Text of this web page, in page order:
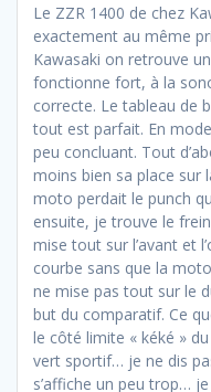
Le ZZR 1400 de chez
exactement au même
Kawasaki on retrouve
fonctionne fort, à la
correcte. Le tableau de
tout est parfait. En
peu concluant. Tout
moins bien sa place sur
moto perdait le punch
ensuite, je trouve le
mise tout sur l’avant et
courbe sans que la
ne mise pas tout sur le
but du comparatif. Ce
le côté limite « kéké »
vert sportif… je ne dis
s’affiche un peu trop…